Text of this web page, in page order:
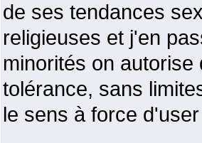
de ses tendances
religieuses et j'en
minorités on
tolérance, sans
le sens à force